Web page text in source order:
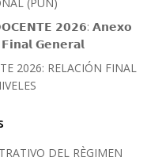
𝟮𝟬𝟮𝟲: 𝗔𝗻𝗲𝘅𝗼
𝗚𝗲𝗻𝗲𝗿𝗮𝗹
2026: RELACIÓN FINAL
DEL RÈGIMEN